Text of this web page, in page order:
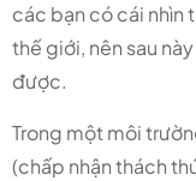
các bạn có cái nhìn
thế giới, nên sau
được.
Trong một môi
(chấp nhận thách